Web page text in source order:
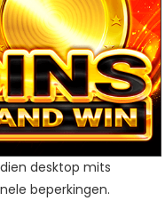
desktop mits
beperkingen.